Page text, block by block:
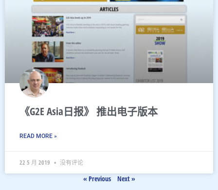
《G2E Asia日报》 推出电子版本
READ MORE »
22 5 月 2019 没有评论
« Previous Next »